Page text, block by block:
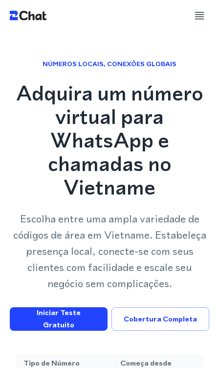
NÚMEROS LOCAIS, CONEXÕES GLOBAIS
Adquira um número
virtual para
WhatsApp e
chamadas no
Vietname
Escolha entre uma ampla variedade de
códigos de área em Vietname. Estabeleça
presença local, conecte-se com seus
clientes com facilidade e escale seu
negócio sem complicações.
Iniciar Teste
Gratuito
Cobertura Completa
Tipo de Número
Começa desde